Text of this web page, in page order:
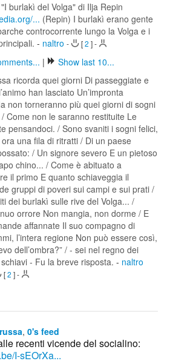
burlakì del Volga" di Ilja Repin
... (Repin) I burlakì erano gente
controcorrente lungo la Volga e i
- naltro - [2 ]-
|
Show last 10...
ricorda quei giorni Di passeggiate e
han lasciato Un’impronta
non torneranno più quei giorni di sogni
Come non le saranno restituite Le
pensandoci. / Sono svaniti i sogni felici,
una fila di ritratti / Di un paese
/ Un signore severo E un pietoso
chino... / Come è abituato a
il primo E quanto schiaveggia il
gruppi di poveri sui campi e sui prati /
dei burlakì sulle rive del Volga... /
orrore Non mangia, non dorme / E
affannate Il suo compagno di
l’intera regione Non può essere così,
dell’ombra?” / - sei nel regno dei
- Fu la breve risposta. - naltro
[2 ]-
, 0's feed
recenti vicende del socialino:
I-sEOrXa...